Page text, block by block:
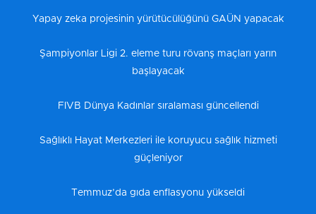
Yapay zeka projesinin yürütücülüğünü GAÜN yapacak
Şampiyonlar Ligi 2. eleme turu rövanş maçları yarın
başlayacak
FIVB Dünya Kadınlar sıralaması güncellendi
Sağlıklı Hayat Merkezleri ile koruyucu sağlık hizmeti
güçleniyor
Temmuz’da gıda enflasyonu yükseldi